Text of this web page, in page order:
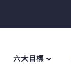
六大目標